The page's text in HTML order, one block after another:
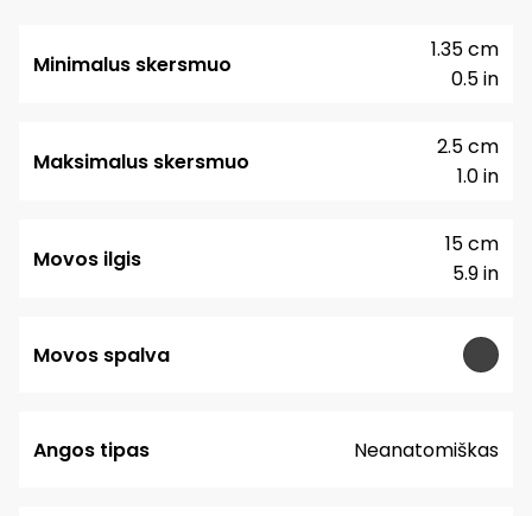
Minimalus skersmuo
0.5 in
1.35 cm
Maksimalus skersmuo
1.0 in
2.5 cm
Movos ilgis
5.9 in
15 cm
Movos spalva
Angos tipas Neanatomiškas